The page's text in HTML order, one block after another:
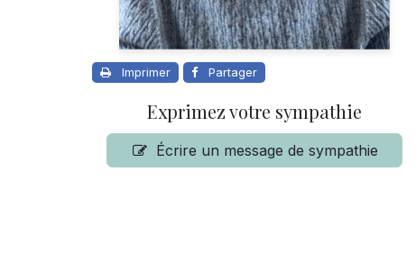
Imprimer Partager
Exprimez votre sympathie
Écrire un message de sympathie